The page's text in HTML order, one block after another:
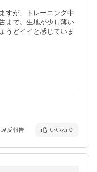
すが、トレーニング中
まで。生地が少し薄い
うどイイと感じていま
違反報告 いいね 0